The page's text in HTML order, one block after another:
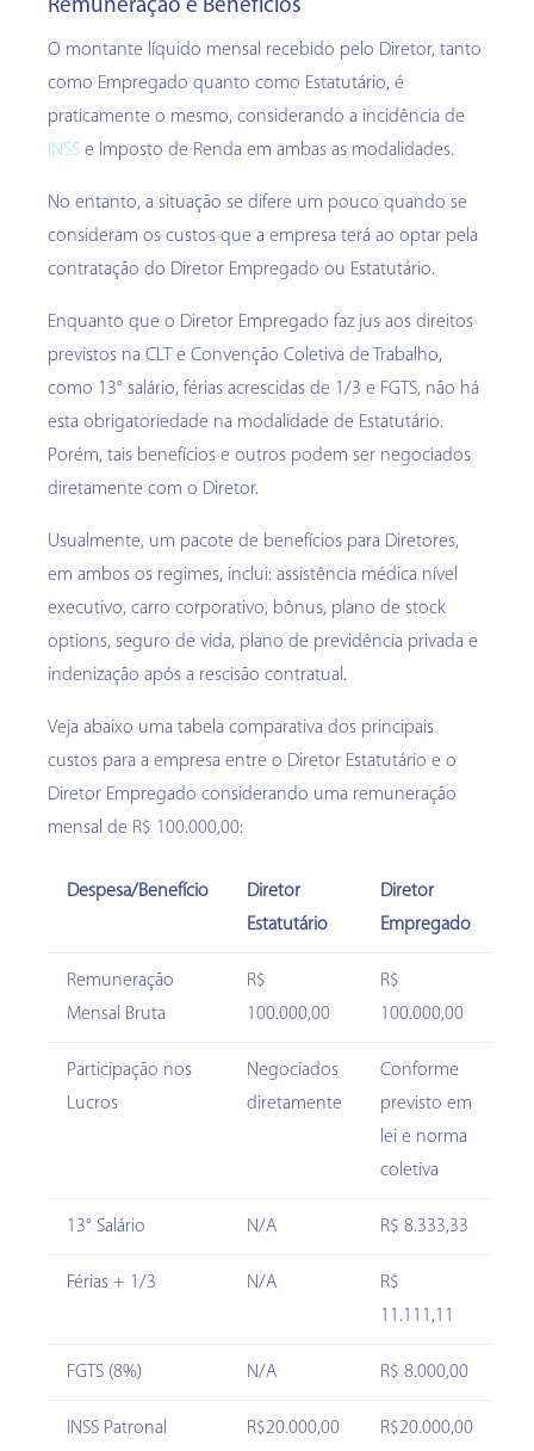
Remuneração e Benefícios
O montante líquido mensal recebido pelo Diretor, tanto
como Empregado quanto como Estatutário, é
praticamente o mesmo, considerando a incidência de
INSS e Imposto de Renda em ambas as modalidades.
No entanto, a situação se difere um pouco quando se
consideram os custos que a empresa terá ao optar pela
contratação do Diretor Empregado ou Estatutário.
Enquanto que o Diretor Empregado faz jus aos direitos
previstos na CLT e Convenção Coletiva de Trabalho,
como 13° salário, férias acrescidas de 1/3 e FGTS, não há
esta obrigatoriedade na modalidade de Estatutário.
Porém, tais benefícios e outros podem ser negociados
diretamente com o Diretor.
Usualmente, um pacote de benefícios para Diretores,
em ambos os regimes, inclui: assistência médica nível
executivo, carro corporativo, bônus, plano de stock
options, seguro de vida, plano de previdência privada e
indenização após a rescisão contratual.
Veja abaixo uma tabela comparativa dos principais
custos para a empresa entre o Diretor Estatutário e o
Diretor Empregado considerando uma remuneração
mensal de R$ 100.000,00:
Despesa/Benefício
Diretor
Estatutário
Diretor
Empregado
Remuneração
Mensal Bruta
R$
100.000,00
R$
100.000,00
Participação nos
Lucros
Negociados
diretamente
Conforme
previsto em
lei e norma
coletiva
13° Salário N/A R$ 8.333,33
Férias + 1/3 N/A
R$
11.111,11
FGTS (8%) N/A R$ 8.000,00
INSS Patronal
R$20.000,00 R$20.000,00